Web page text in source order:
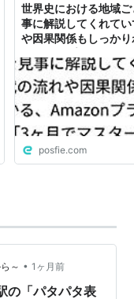
世界史における地域
事に解説してくれて
や因果関係もしっか
マスターする世界史
posfie.com
～ • 1ヶ月前
の「パタパタ表